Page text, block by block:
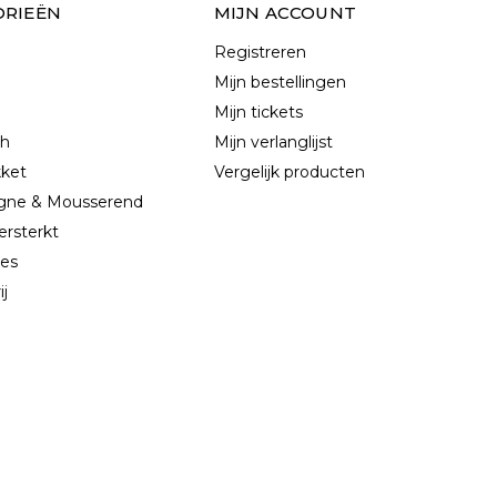
& Mousserend
MIJN ACCOUNT
Registreren
Mijn bestellingen
Mijn tickets
Mijn verlanglijst
Vergelijk producten